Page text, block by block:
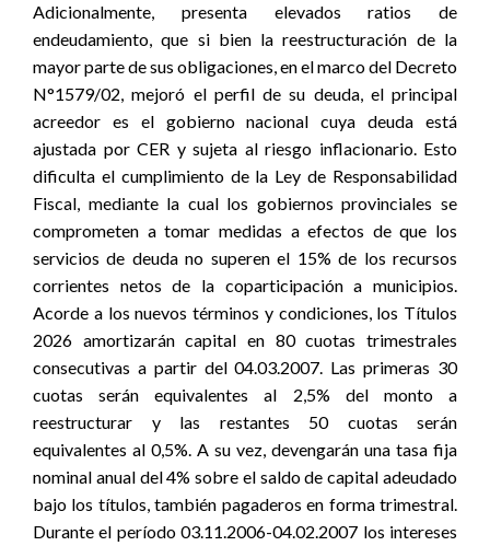
Adicionalmente, presenta elevados ratios de
endeudamiento, que si bien la reestructuración de la
mayor parte de sus obligaciones, en el marco del Decreto
N°1579/02, mejoró el perfil de su deuda, el principal
acreedor es el gobierno nacional cuya deuda está
ajustada por CER y sujeta al riesgo inflacionario. Esto
dificulta el cumplimiento de la Ley de Responsabilidad
Fiscal, mediante la cual los gobiernos provinciales se
comprometen a tomar medidas a efectos de que los
servicios de deuda no superen el 15% de los recursos
corrientes netos de la coparticipación a municipios.
Acorde a los nuevos términos y condiciones, los Títulos
2026 amortizarán capital en 80 cuotas trimestrales
consecutivas a partir del 04.03.2007. Las primeras 30
cuotas serán equivalentes al 2,5% del monto a
reestructurar y las restantes 50 cuotas serán
equivalentes al 0,5%. A su vez, devengarán una tasa fija
nominal anual del 4% sobre el saldo de capital adeudado
bajo los títulos, también pagaderos en forma trimestral.
Durante el período 03.11.2006-04.02.2007 los intereses